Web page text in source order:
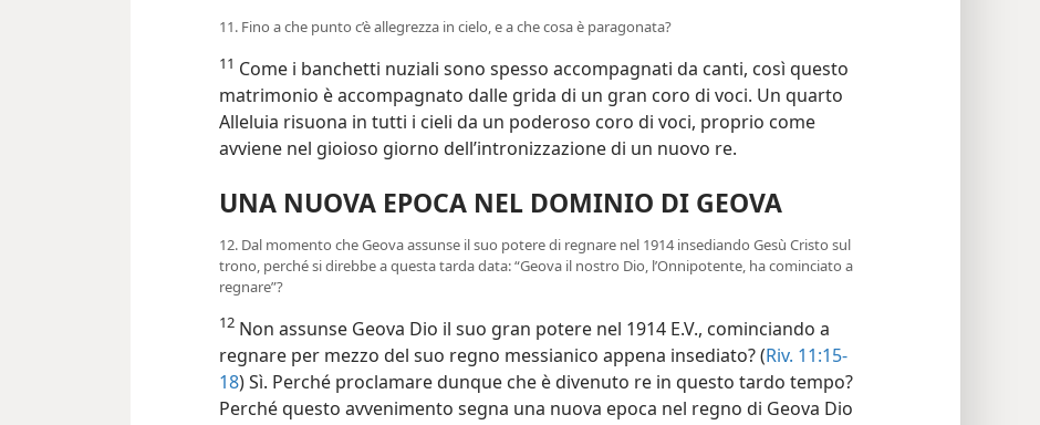
11. Fino a che punto c’è allegrezza in cielo, e a che cosa è paragonata?
11 Come i banchetti nuziali sono spesso accompagnati da canti, così questo
matrimonio è accompagnato dalle grida di un gran coro di voci. Un quarto
Alleluia risuona in tutti i cieli da un poderoso coro di voci, proprio come
avviene nel gioioso giorno dell’intronizzazione di un nuovo re.
UNA NUOVA EPOCA NEL DOMINIO DI GEOVA
12. Dal momento che Geova assunse il suo potere di regnare nel 1914 insediando Gesù Cristo sul
trono, perché si direbbe a questa tarda data: “Geova il nostro Dio, l’Onnipotente, ha cominciato a
regnare”?
12 Non assunse Geova Dio il suo gran potere nel 1914 E.V., cominciando a
regnare per mezzo del suo regno messianico appena insediato? (Riv. 11:15-
18) Sì. Perché proclamare dunque che è divenuto re in questo tardo tempo?
Perché questo avvenimento segna una nuova epoca nel regno di Geova Dio